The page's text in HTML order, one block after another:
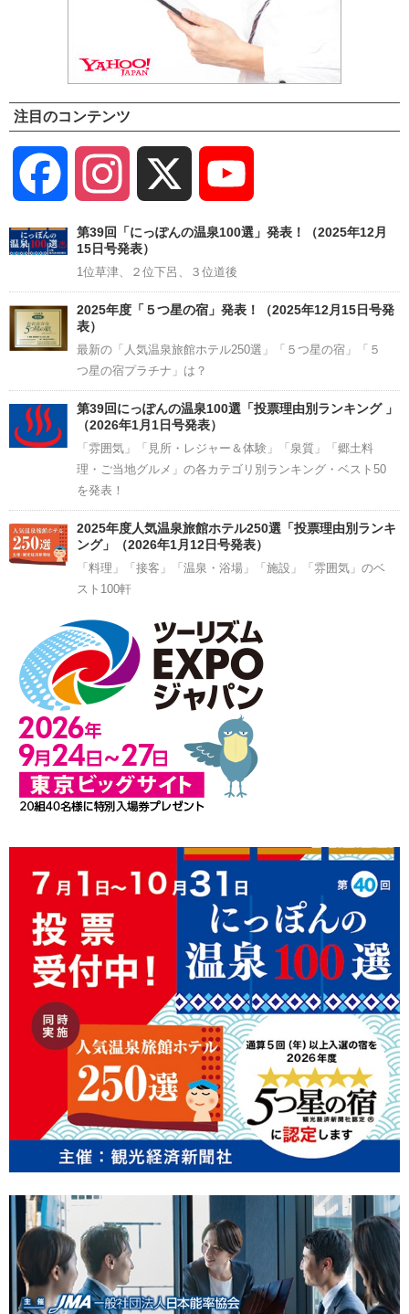
注目のコンテンツ
Facebook Instagram
Channel
第39回「にっぽんの温泉100選」発表！（2025年12月
15日号発表）
1位草津、２位下呂、３位道後
2025年度「５つ星の宿」発表！（2025年12月15日号発
表）
最新の「人気温泉旅館ホテル250選」「５つ星の宿」「５
つ星の宿プラチナ」は？
第39回にっぽんの温泉100選「投票理由別ランキング 」
（2026年1月1日号発表）
「雰囲気」「見所・レジャー＆体験」「泉質」「郷土料
理・ご当地グルメ」の各カテゴリ別ランキング・ベスト50
を発表！
2025年度人気温泉旅館ホテル250選「投票理由別ランキ
ング」（2026年1月12日号発表）
「料理」「接客」「温泉・浴場」「施設」「雰囲気」のベ
スト100軒